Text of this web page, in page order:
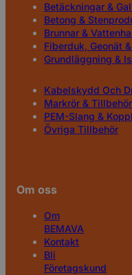
Betäckningar &
Betong &
Brunnar &
Fiberduk, Geonät
Grundläggning &
Kabelskydd Och
Markrör & Tillbehör
PEM-Slang &
Övriga Tillbehör
Om oss
Om
BEMAVA
Kontakt
Bli
Företagskund